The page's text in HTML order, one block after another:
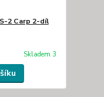
2 Carp 2-díl
Skladem 3